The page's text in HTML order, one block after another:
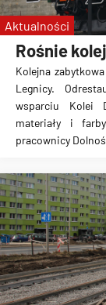
WKS
Rośnie
Kolejna
Legnicy.
wsparciu Kolei
materiały i
pracownicy
Aktualności